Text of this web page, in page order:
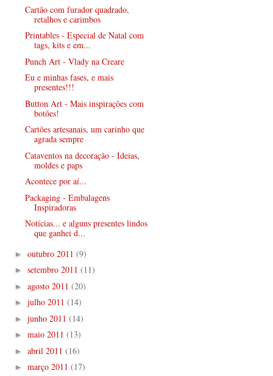
Cartão com furador quadrado,
retalhos e carimbos
Printables - Especial de Natal com
tags, kits e em...
Punch Art - Vlady na Creare
Eu e minhas fases, e mais
presentes!!!
Button Art - Mais inspirações com
botões!
Cartões artesanais, um carinho que
agrada sempre
Cataventos na decoração - Ideias,
moldes e paps
Acontece por aí...
Packaging - Embalagens
Inspiradoras
Notícias... e alguns presentes lindos
que ganhei d...
► outubro 2011 (9)
► setembro 2011 (11)
► agosto 2011 (20)
► julho 2011 (14)
► junho 2011 (14)
► maio 2011 (13)
► abril 2011 (16)
► março 2011 (17)